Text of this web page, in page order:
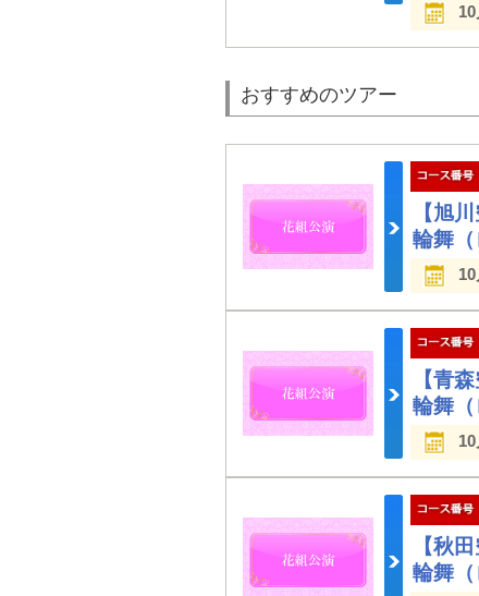
おすすめのツアー
【旭
輪舞（
【青
輪舞（
【秋
輪舞（